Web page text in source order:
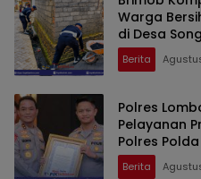
Warga
di Desa
Berita
Polres
Pelayanan
Polres Polda
Berita